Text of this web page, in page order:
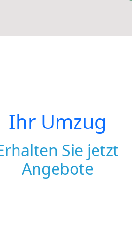
Ihr Umzug
Sie jetzt
Angebote